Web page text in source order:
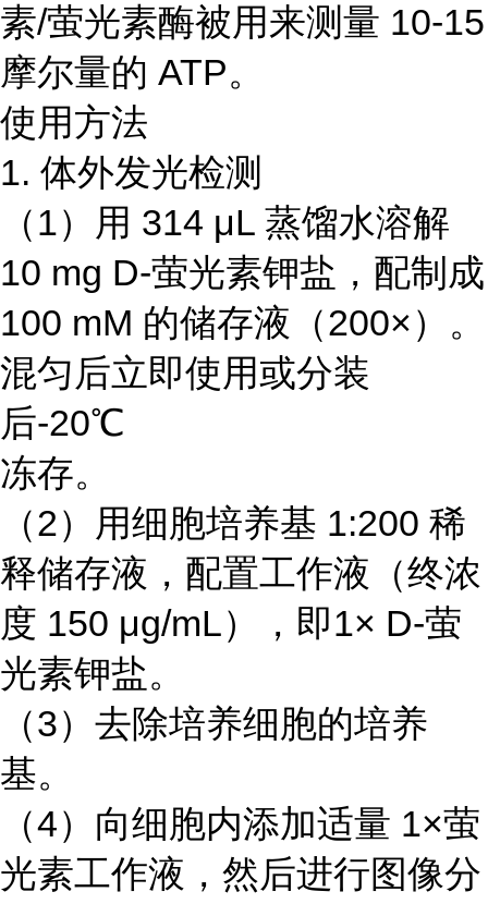
素/萤光素酶被用来测量 10-15
摩尔量的 ATP。
使用方法
1. 体外发光检测
（1）用 314 μL 蒸馏水溶解
10 mg D-萤光素钾盐，配制成
100 mM 的储存液（200×）。
混匀后立即使用或分装
后-20℃
冻存。
（2）用细胞培养基 1:200 稀
释储存液，配置工作液（终浓
度 150 μg/mL），即1× D-萤
光素钾盐。
（3）去除培养细胞的培养
基。
（4）向细胞内添加适量 1×萤
光素工作液，然后进行图像分